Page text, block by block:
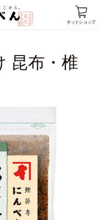
ネットショップ
昆布・椎